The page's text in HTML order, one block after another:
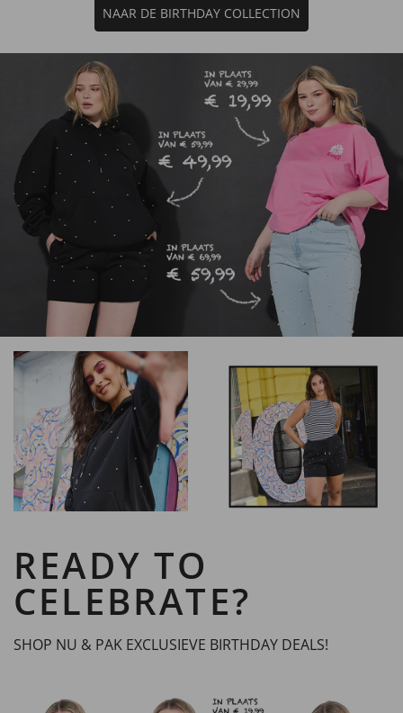
NAAR DE BIRTHDAY COLLECTION
READY TO
CELEBRATE?
SHOP NU & PAK EXCLUSIEVE BIRTHDAY DEALS!